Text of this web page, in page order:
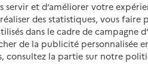
Fin de vie à domicile
servir et d’améliorer votre
des statistiques, vous
dans le cadre de
de la publicité personnalisée
consultez la partie sur notre